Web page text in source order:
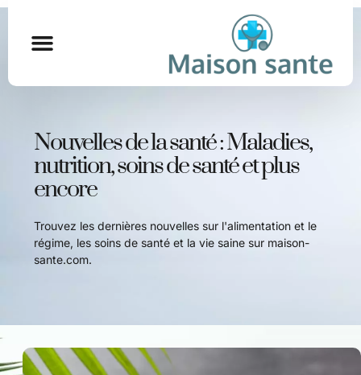
Nouvelles de la santé : Maladies,
nutrition, soins de santé et plus
encore
Trouvez les dernières nouvelles sur l'alimentation et le
régime, les soins de santé et la vie saine sur maison-
sante.com.